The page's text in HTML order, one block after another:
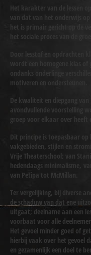
Het karakter van de lessen
van dat van het onderwijs op
het is primair gericht op de
het sociale proces van de
ondanks onderlinge
motiveren en ondersteunen.
De kwaliteit en diepgang van
avondvullende voorstelling
groep voor elkaar over heeft
Dit principe is toepasbaar op
vakgebieden, stijlen en
Vrije Theaterschool; van
hedendaags minimalisme,
van Petipa tot McMillan.
Ter vergelijking, bij diverse
de schaduw van dat ene
uitgaat; deelname aan een
voorbaat voor alle
Het gevoel minder goed of
hierbij vaak over het gevoel
en gezamenlijk een doel te